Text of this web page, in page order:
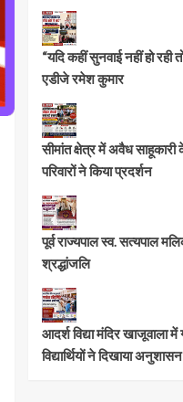
“यदि कहीं सुनवाई नहीं हो
एडीजे रमेश कुमार
सीमांत क्षेत्र में अवैध
परिवारों ने किया प्रदर्शन
पूर्व राज्यपाल स्व. सत्यपाल
श्रद्धांजलि
आदर्श विद्या मंदिर खाजूवाला
विद्यार्थियों ने दिखाया